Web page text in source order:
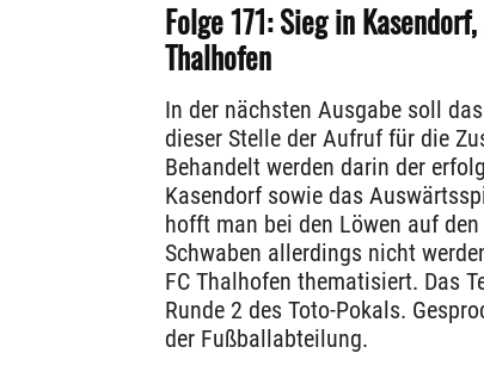
Folge 171: Sieg in
Thalhofen
In der nächsten Ausgabe soll
dieser Stelle der Aufruf für die
Behandelt werden darin der
Kasendorf sowie das
hofft man bei den Löwen auf
Schwaben allerdings nicht
FC Thalhofen thematisiert. Das
Runde 2 des Toto-Pokals.
der Fußballabteilung.